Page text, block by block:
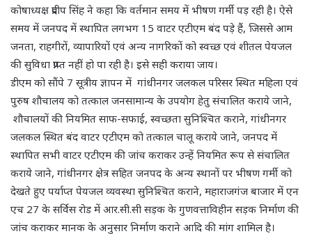
कोषाध्यक्ष प्रदीप सिंह ने कहा कि वर्तमान समय में भीषण गर्मी पड़ रही है। ऐसे
समय में जनपद में स्थापित लगभग 15 वाटर एटीएम बंद पड़े हैं, जिससे आम
जनता, राहगीरों, व्यापारियों एवं अन्य नागरिकों को स्वच्छ एवं शीतल पेयजल
की सुविधा प्राप्त नहीं हो पा रही है। इसे सही कराया जाय।
डीएम को सौंपे 7 सूत्रीय ज्ञापन में गांधीनगर जलकल परिसर स्थित महिला एवं
पुरुष शौचालय को तत्काल जनसामान्य के उपयोग हेतु संचालित कराये जाने,
शौचालयों की नियमित साफ-सफाई, स्वच्छता सुनिश्चित कराने, गांधीनगर
जलकल स्थित बंद वाटर एटीएम को तत्काल चालू कराये जाने, जनपद में
स्थापित सभी वाटर एटीएम की जांच कराकर उन्हें नियमित रूप से संचालित
कराये जाने, गांधीनगर क्षेत्र सहित जनपद के अन्य स्थानों पर भीषण गर्मी को
देखते हुए पर्याप्त पेयजल व्यवस्था सुनिश्चित कराने, महाराजगंज बाजार में एन
एच 27 के सर्विस रोड में आर.सी.सी सड़क के गुणवत्ताविहीन सड़क निर्माण की
जांच कराकर मानक के अनुसार निर्माण कराने आदि की मांग शामिल है।